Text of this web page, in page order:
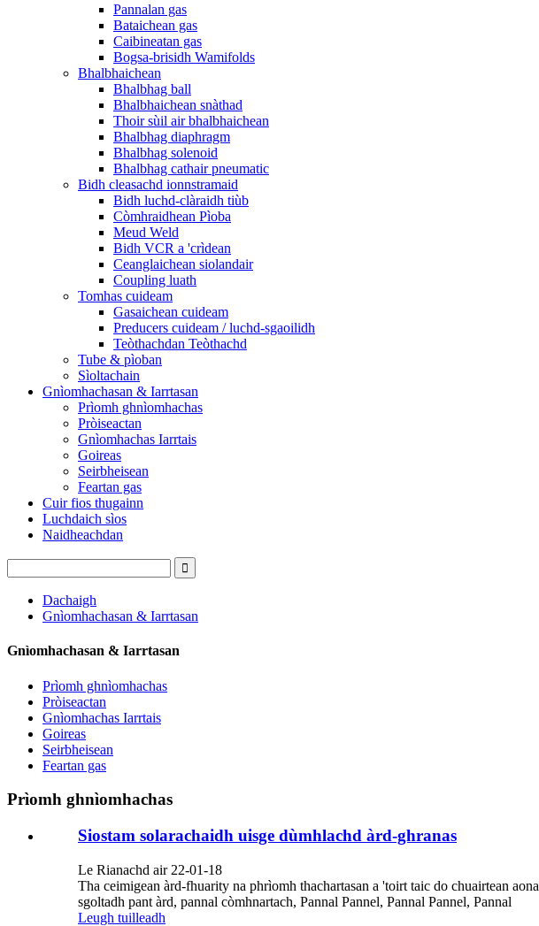
Pannalan gas
Bataichean gas
Caibineatan gas
Bogsa-brisidh Wamifolds
Bhalbhaichean
Bhalbhag ball
Bhalbhaichean snàthad
Thoir sùil air bhalbhaichean
Bhalbhag diaphragm
Bhalbhag solenoid
Bhalbhag cathair pneumatic
Bidh cleasachd ionnstramaid
Bidh luchd-clàraidh tiùb
Còmhraidhean Pìoba
Meud Weld
Bidh VCR a 'crìdean
Ceanglaichean siolandair
Coupling luath
Tomhas cuideam
Gasaichean cuideam
Preducers cuideam / luchd-sgaoilidh
Teòthachdan Teòthachd
Tube & pìoban
Sìoltachain
Gnìomhachasan & Iarrtasan
Prìomh ghnìomhachas
Pròiseactan
Gnìomhachas Iarrtais
Goireas
Seirbheisean
Feartan gas
Cuir fios thugainn
Luchdaich sìos
Naidheachdan
Dachaigh
Gnìomhachasan & Iarrtasan
Gnìomhachasan & Iarrtasan
Prìomh ghnìomhachas
Pròiseactan
Gnìomhachas Iarrtais
Goireas
Seirbheisean
Feartan gas
Prìomh ghnìomhachas
Siostam solarachaidh uisge dùmhlachd àrd-ghranas
Le Rianachd air 22-01-18
Tha ceimigean àrd-fhuarity na phrìomh thachartasan a 'toirt taic do chuairtean
sgoltadh pant àrd, pannal còmhnartach, Pannal Pannel, Pannal Pannel, Pannal
Leugh tuilleadh